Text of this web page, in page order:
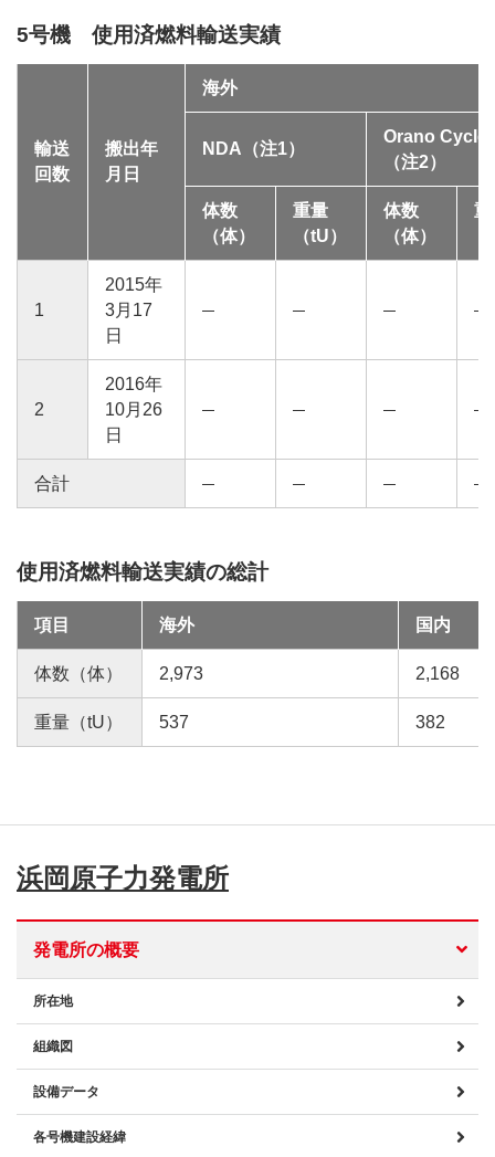
5号機 使用済燃料輸送実績
輸送
回数
搬出年
月日
海外
NDA（注1）
Orano Cycle
（注2）
体数
（体）
重量
（tU）
体数
（体）
重
1
2015年
3月17
日
2
2016年
10月26
日
合計
使用済燃料輸送実績の総計
項目 海外 国内
体数（体） 2,973 2,168
重量（tU） 537 382
浜岡原子力発電所
発電所の概要
所在地
組織図
設備データ
各号機建設経緯